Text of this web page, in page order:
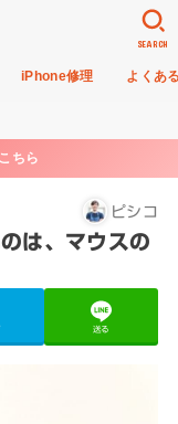
iPhone修理 よくあ
SEARCH
ちら
ピシコ
は、マウスの
送る